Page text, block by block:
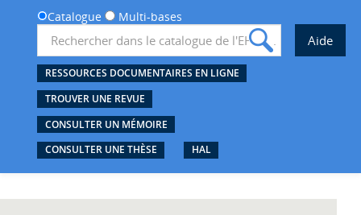
Catalogue Multi-bases
RESSOURCES DOCUMENTAIRES EN LIGNE
TROUVER UNE REVUE
CONSULTER UN MÉMOIRE
CONSULTER UNE THÈSE
HAL